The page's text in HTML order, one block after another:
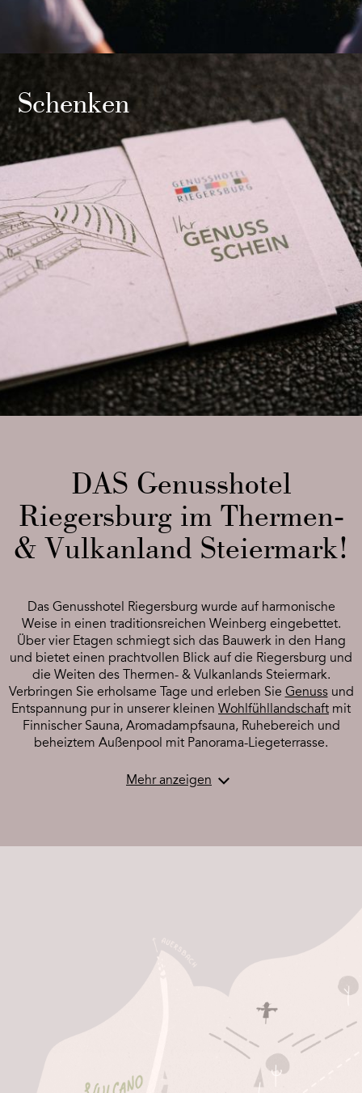
Schenken
DAS Genusshotel
Riegersburg im Thermen-
& Vulkanland Steiermark!
Das Genusshotel Riegersburg wurde auf harmonische
Weise in einen traditionsreichen Weinberg eingebettet.
Über vier Etagen schmiegt sich das Bauwerk in den Hang
und bietet einen prachtvollen Blick auf die Riegersburg und
die Weiten des Thermen- & Vulkanlands Steiermark.
Verbringen Sie erholsame Tage und erleben Sie Genussund
Entspannung pur in unserer kleinen Wohlfühllandschaft mit
Finnischer Sauna, Aromadampfsauna, Ruhebereich und
beheiztem Außenpool mit Panorama-Liegeterrasse.
Eine Autofahrt von 5-10 Minuten oder einen Spaziergang
Vulcano Schinkenwelt, das Zotter Schokoladentheater und
vollkommenen Geschmacksharmonie geführt.
Die Lage des Hotel bietet Ihnen auch den perfekten
Ausgangspunkt, um eine der schönsten Weinregionen
Österreichs zu erkunden. Tauchen Sie ein in die Weinregion
Vulkanland Steiermark DAC.